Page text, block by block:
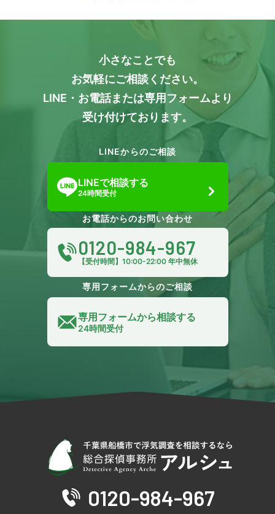
小さなことでも
お気軽にご相談ください。
LINE・お電話または専用フォームより
受け付けております。
LINEからのご相談
LINEで相談する
24時間受付
お電話からのお問い合わせ
0120-984-967
【受付時間】10:00-22:00 年中無休
専用フォームからのご相談
専用フォームから相談する
24時間受付
0120-984-967